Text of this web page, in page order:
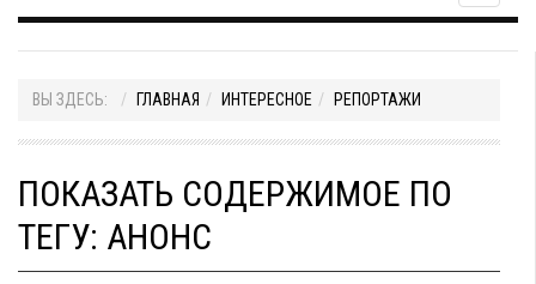
ВЫ ЗДЕСЬ: ГЛАВНАЯ ИНТЕРЕСНОЕ РЕПОРТАЖИ
ПОКАЗАТЬ СОДЕРЖИМОЕ ПО
ТЕГУ: АНОНС